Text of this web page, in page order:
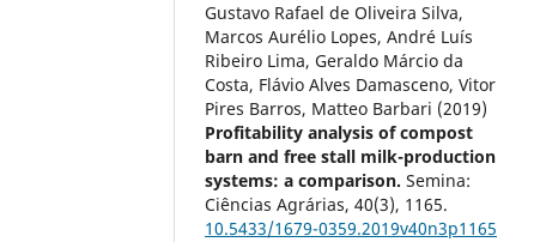
Gustavo Rafael de Oliveira Silva,
Marcos Aurélio Lopes, André Luís
Ribeiro Lima, Geraldo Márcio da
Costa, Flávio Alves Damasceno, Vitor
Pires Barros, Matteo Barbari (2019)
Profitability analysis of compost
barn and free stall milk-production
systems: a comparison.Semina:
Ciências Agrárias,40(3), 1165.
10.5433/1679-0359.2019v40n3p1165